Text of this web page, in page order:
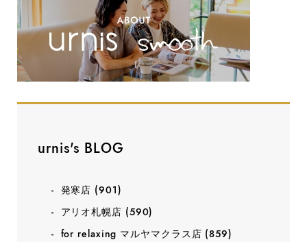
urnis's BLOG
発寒店 (901)
アリオ札幌店 (590)
for relaxing マルヤマクラス店 (859)